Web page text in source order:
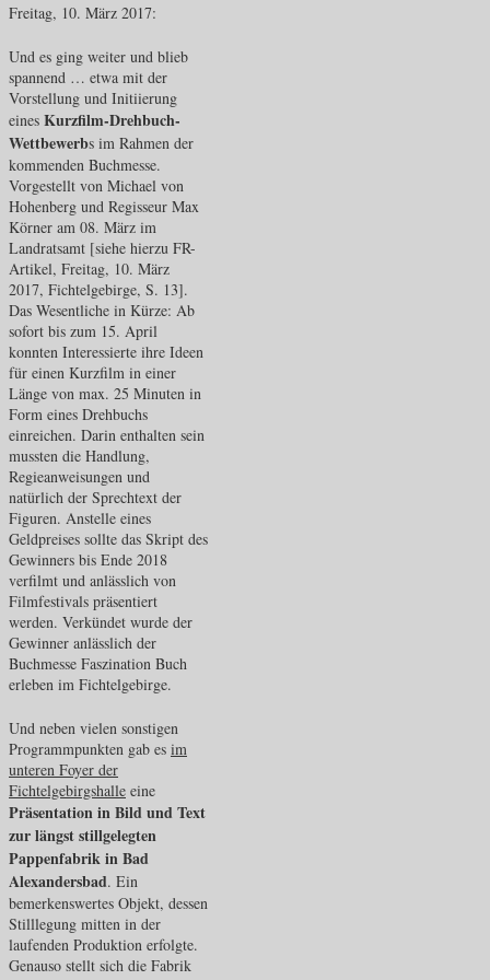
Freitag, 10. März 2017:
Und es ging weiter und blieb
spannend … etwa mit der
Vorstellung und Initiierung
eines Kurzfilm-Drehbuch-
Wettbewerbs im Rahmen der
kommenden Buchmesse.
Vorgestellt von Michael von
Hohenberg und Regisseur Max
Körner am 08. März im
Landratsamt [siehe hierzu FR-
Artikel, Freitag, 10. März
2017, Fichtelgebirge, S. 13].
Das Wesentliche in Kürze: Ab
sofort bis zum 15. April
konnten Interessierte ihre Ideen
für einen Kurzfilm in einer
Länge von max. 25 Minuten in
Form eines Drehbuchs
einreichen. Darin enthalten sein
mussten die Handlung,
Regieanweisungen und
natürlich der Sprechtext der
Figuren. Anstelle eines
Geldpreises sollte das Skript des
Gewinners bis Ende 2018
verfilmt und anlässlich von
Filmfestivals präsentiert
werden. Verkündet wurde der
Gewinner anlässlich der
Buchmesse Faszination Buch
erleben im Fichtelgebirge.
Und neben vielen sonstigen
Programmpunkten gab es im
unteren Foyer der
Fichtelgebirgshalle eine
Präsentation in Bild und Text
zur längst stillgelegten
Pappenfabrik in Bad
Alexandersbad. Ein
bemerkenswertes Objekt, dessen
Stilllegung mitten in der
laufenden Produktion erfolgte.
Genauso stellt sich die Fabrik